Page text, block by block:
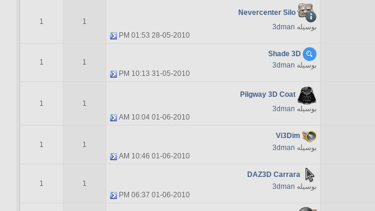
Nevercenter Silo
بوسیله 3dman
28-05-2010
01:53 PM
1
1
Shade 3D
بوسیله 3dman
31-05-2010
10:13 PM
1
1
Pilgway 3D Coat
بوسیله 3dman
01-06-2010
10:04 AM
1
1
Vi3Dim
بوسیله 3dman
01-06-2010
10:46 AM
1
1
DAZ3D Carrara
بوسیله 3dman
01-06-2010
06:37 PM
1
1